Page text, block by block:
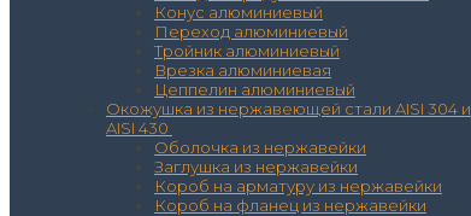
Конус алюминиевый
Переход алюминиевый
Тройник алюминиевый
Врезка алюминиевая
Цеппелин алюминиевый
Окожушка из нержавеющей стали AISI 304 и
AISI 430
Оболочка из нержавейки
Заглушка из нержавейки
Короб на арматуру из нержавейки
Короб на фланец из нержавейки